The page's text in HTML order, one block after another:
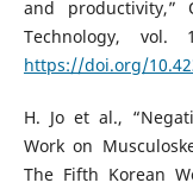
and productivity,”
Technology,
https://doi.org/
H. Jo et al.,
Work on
The Fifth Korean